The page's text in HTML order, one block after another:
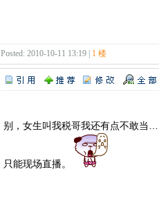
Posted: 2010-10-11 13:19 | 1 楼
别，女生叫我税哥我还有点不敢当
只能现场直播。